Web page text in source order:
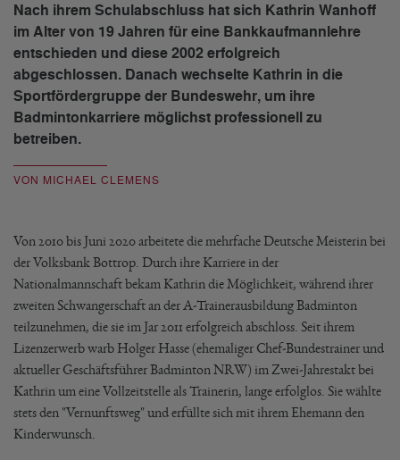
Nach ihrem Schulabschluss hat sich Kathrin Wanhoff
im Alter von 19 Jahren für eine Bankkaufmannlehre
entschieden und diese 2002 erfolgreich
abgeschlossen. Danach wechselte Kathrin in die
Sportfördergruppe der Bundeswehr, um ihre
Badmintonkarriere möglichst professionell zu
betreiben.
VON MICHAEL CLEMENS
Von 2010 bis Juni 2020 arbeitete die mehrfache Deutsche Meisterin bei
der Volksbank Bottrop. Durch ihre Karriere in der
Nationalmannschaft bekam Kathrin die Möglichkeit, während ihrer
zweiten Schwangerschaft an der A-Trainerausbildung Badminton
teilzunehmen, die sie im Jar 2011 erfolgreich abschloss. Seit ihrem
Lizenzerwerb warb Holger Hasse (ehemaliger Chef-Bundestrainer und
aktueller Geschäftsführer Badminton NRW) im Zwei-Jahrestakt bei
Kathrin um eine Vollzeitstelle als Trainerin, lange erfolglos. Sie wählte
stets den "Vernunftsweg" und erfüllte sich mit ihrem Ehemann den
Kinderwunsch.